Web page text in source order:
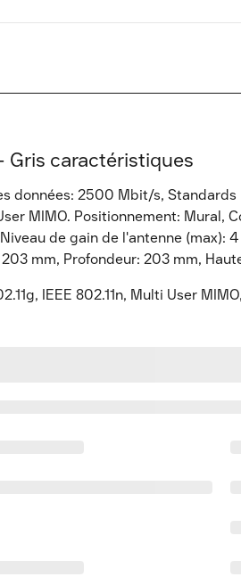
Gris caractéristiques
données: 2500 Mbit/s, Standards
MIMO. Positionnement: Mural,
de gain de l'antenne (max):
mm, Profondeur: 203 mm,
IEEE 802.11n, Multi User